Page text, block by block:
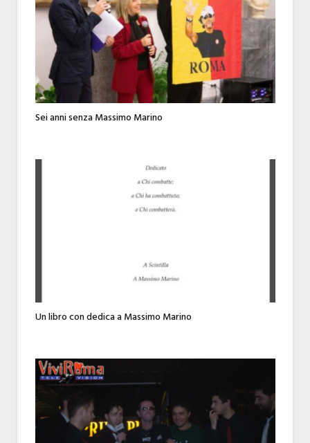
Sei anni senza Massimo Marino
Un libro con dedica a Massimo Marino